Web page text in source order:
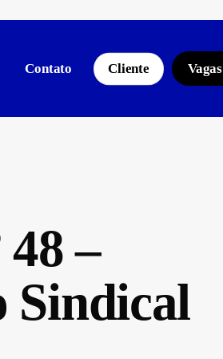
Contato Cliente Vagas
–
Sindical